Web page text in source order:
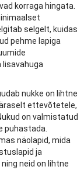
korraga hingata.
selgelt, kuidas
pehme lapiga
lisavahuga
nukke on lihtne
ettevõtetele,
on valmistatud
puhastada.
näolapid, mida
ja
neid on lihtne